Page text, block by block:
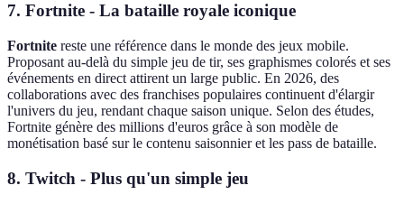
7. Fortnite - La bataille royale iconique
Fortnite reste une référence dans le monde des jeux mobile.
Proposant au-delà du simple jeu de tir, ses graphismes colorés et ses
événements en direct attirent un large public. En 2026, des
collaborations avec des franchises populaires continuent d'élargir
l'univers du jeu, rendant chaque saison unique. Selon des études,
Fortnite génère des millions d'euros grâce à son modèle de
monétisation basé sur le contenu saisonnier et les pass de bataille.
8. Twitch - Plus qu'un simple jeu